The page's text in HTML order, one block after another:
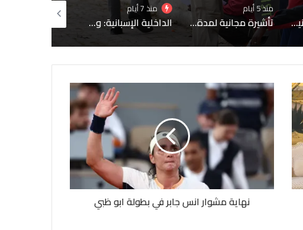
تأشيرة مجانية لمدة 14 يومًا.. قرار جديد في سلطنة عُمان
منذ 7 أيام
الداخلية الإسبانية: وفاة 67 مهاجرا خلال محاولة الوصول إلى سبتة
منذ 1 أسبوع
نهاية مشوار انس جابر في بطولة ابو ظبي